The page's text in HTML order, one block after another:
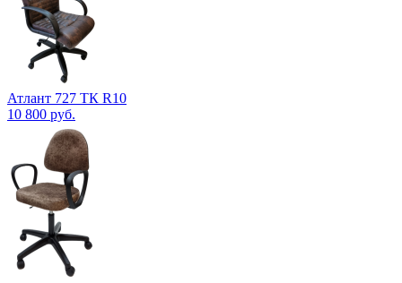
Атлант 727 ТК R10
10 800 руб.